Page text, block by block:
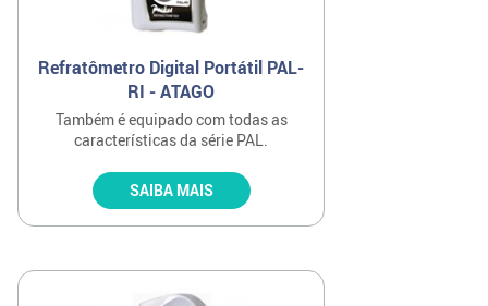
Refratômetro Digital Portátil PAL-
RI - ATAGO
Também é equipado com todas as
características da série PAL.
SAIBA MAIS